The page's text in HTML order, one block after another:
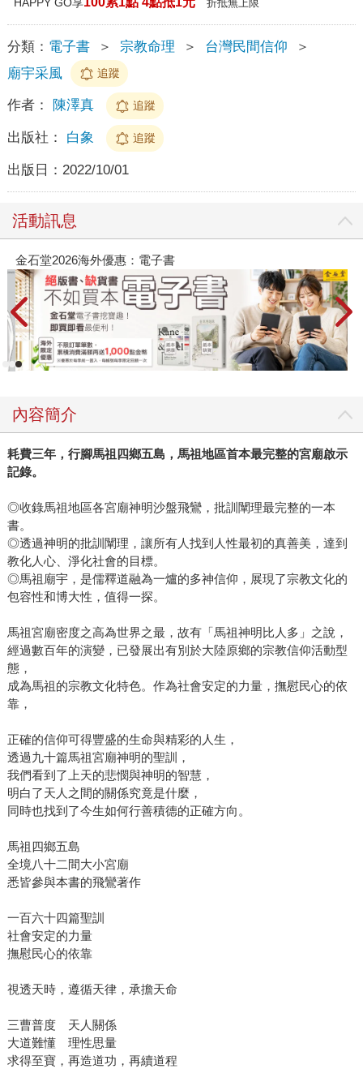
折抵無上限
分類： 電子書 ＞ 宗教命理 ＞ 台灣民間信仰
＞
廟宇采風
追蹤
作者： 陳澤真 追蹤
出版社： 白象 追蹤
出版日： 2022/10/01
活動訊息
金石堂2026海外優惠：電子書
內容簡介
耗費三年，行腳馬祖四鄉五島，馬祖地區首本最完整的宮廟啟示
記錄。
◎收錄馬祖地區各宮廟神明沙盤飛鸞，批訓闡理最完整的一本
書。
◎透過神明的批訓闡理，讓所有人找到人性最初的真善美，達到
教化人心、淨化社會的目標。
◎馬祖廟宇，是儒釋道融為一爐的多神信仰，展現了宗教文化的
包容性和博大性，值得一探。
馬祖宮廟密度之高為世界之最，故有「馬祖神明比人多」之說，
經過數百年的演變，已發展出有別於大陸原鄉的宗教信仰活動型
態，
成為馬祖的宗教文化特色。作為社會安定的力量，撫慰民心的依
靠，
正確的信仰可得豐盛的生命與精彩的人生，
透過九十篇馬祖宮廟神明的聖訓，
我們看到了上天的悲憫與神明的智慧，
明白了天人之間的關係究竟是什麼，
同時也找到了今生如何行善積德的正確方向。
馬祖四鄉五島
全境八十二間大小宮廟
悉皆參與本書的飛鸞著作
一百六十四篇聖訓
社會安定的力量
撫慰民心的依靠
視透天時，遵循天律，承擔天命
三曹普度 天人關係
大道難懂 理性思量
求得至寶，再造道功，再續道程